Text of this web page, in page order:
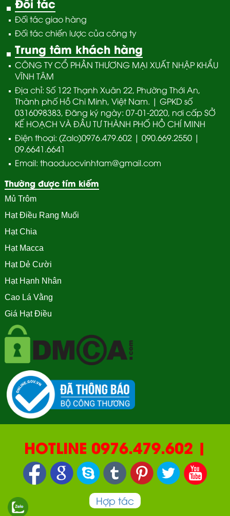
Đối tác
Đối tác giao hàng
Đối tác chiến lược của công ty
Trung tâm khách hàng
CÔNG TY CỔ PHẦN THƯƠNG MẠI XUẤT NHẬP KHẨU
VĨNH TÂM
Địa chỉ: Số 122 Thạnh Xuân 22, Phường Thới An,
Thành phố Hồ Chi Minh, Việt Nam. | GPKD số
0316098383, Đăng ký ngày: 07-01-2020, nơi cấp SỞ
KẾ HOẠCH VÀ ĐẦU TƯ THÀNH PHỐ HỒ CHÍ MINH
Điện thoại: (Zalo)0976.479.602 | 090.669.2550 |
09.6641.6641
Email: thaoduocvinhtam@gmail.com
Thường được tím kiếm
Mủ Trôm
Hạt Điều Rang Muối
Hạt Chia
Hạt Macca
Hạt Dẻ Cười
Hạt Hạnh Nhân
Cao Lá Vằng
Giá Hạt Điều
HOTLINE 0976.479.602 |
090.669.2550 | 0987.877.193
Hợp tác